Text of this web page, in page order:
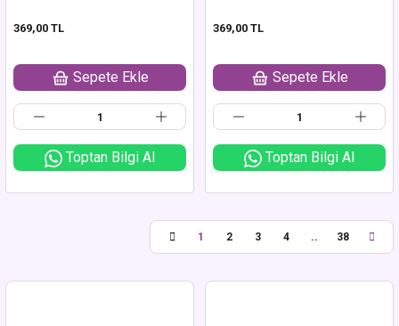
369,00 TL
Sepete Ekle
Toptan Bilgi Al
369,00 TL
Sepete Ekle
Toptan Bilgi Al
1 2 3 4 .. 38